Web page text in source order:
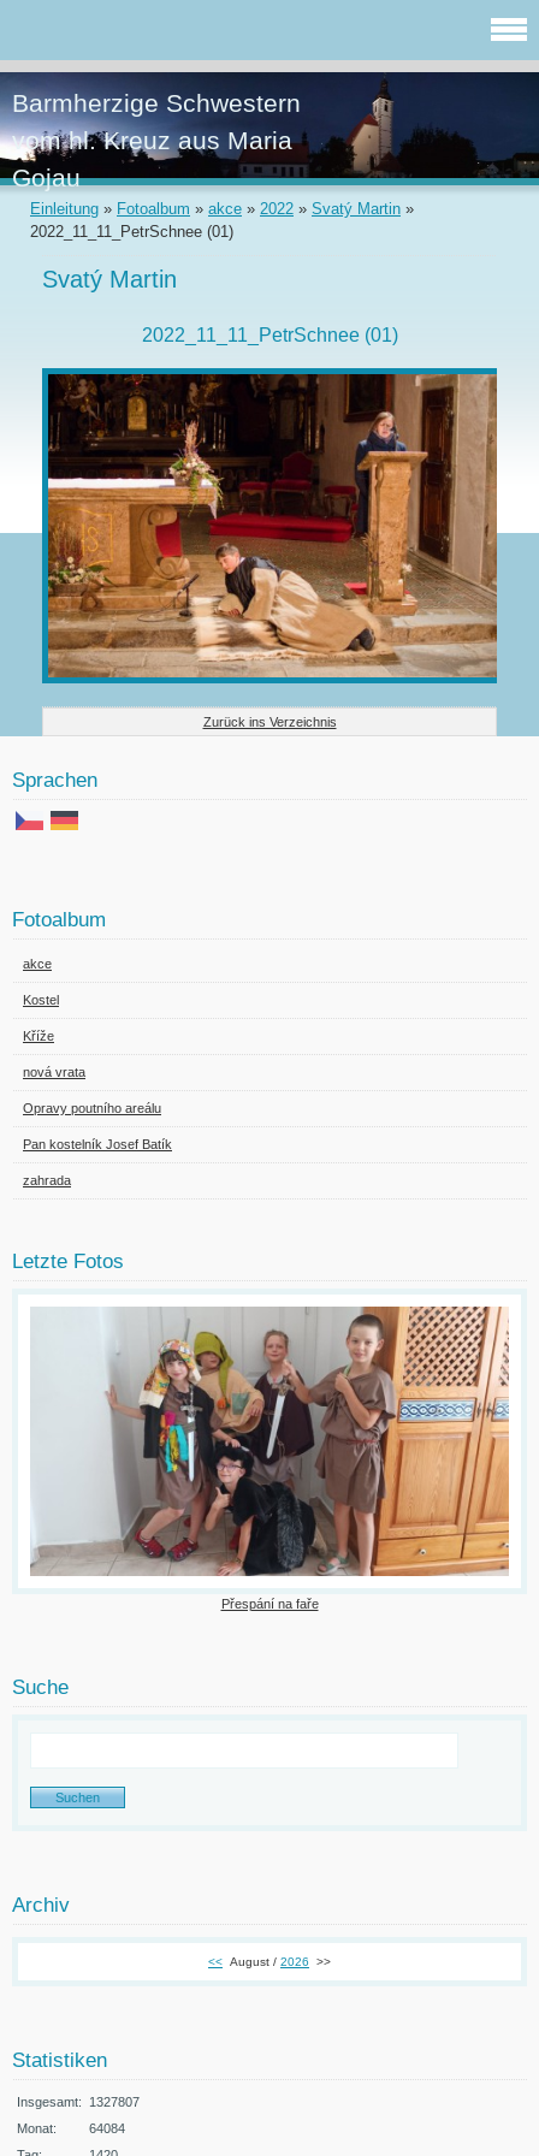
Barmherzige Schwestern
vom hl. Kreuz aus Maria
Gojau
Einleitung » Fotoalbum » akce » 2022 » Svatý Martin »
2022_11_11_PetrSchnee (01)
Svatý Martin
2022_11_11_PetrSchnee (01)
Zurück ins Verzeichnis
Sprachen
Fotoalbum
akce
Kostel
Kříže
nová vrata
Opravy poutního areálu
Pan kostelník Josef Batík
zahrada
Letzte Fotos
Přespání na faře
Suche
Archiv
<< August / 2026 >>
Statistiken
Insgesamt: 1327807
Monat:
64084